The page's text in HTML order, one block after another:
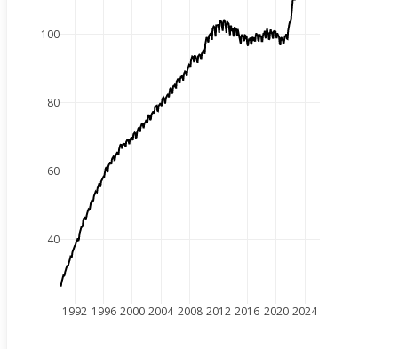
1992 1996 2000 2004 2008 2012 2016 2020 2024
40
60
80
100